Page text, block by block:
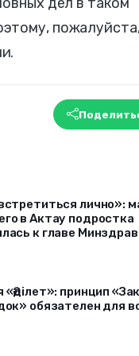
дел в таком
лично»:
в Актау подростка
к главе
«Әділет»: принцип
обязателен для